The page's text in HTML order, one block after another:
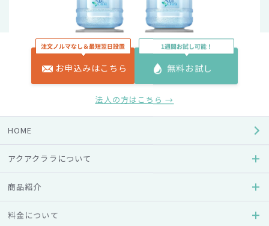
お申込みはこちら 無料お試し
法人の方はこちら →
HOME
アクアクララについて
商品紹介
料金について